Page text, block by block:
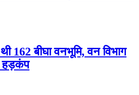
162 बीघा वनभूमि, वन विभाग
हड़कंप